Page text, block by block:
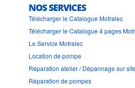
NOS SERVICES
Télécharger le Catalogue Motralec
Télécharger le Catalogue 4 pages
Le Service Motralec
Location de pompe
Réparation atelier / Dépannage sur
Réparation de pompes